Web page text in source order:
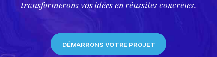
transformerons vos idées en réussites concrètes.
DÉMARRONS VOTRE PROJET